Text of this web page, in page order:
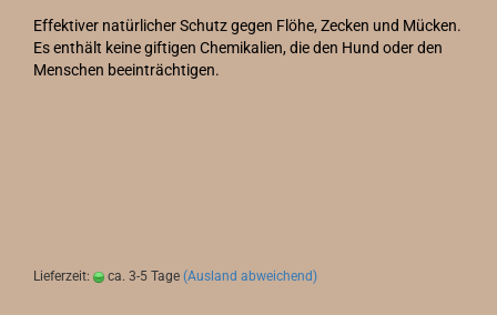
Effektiver natürlicher Schutz gegen Flöhe, Zecken und Mücken.
Es enthält keine giftigen Chemikalien, die den Hund oder den
Menschen beeinträchtigen.
Lieferzeit: ca. 3-5 Tage (Ausland abweichend)